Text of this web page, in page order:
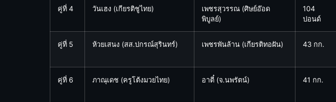
คู่ที่ 4 วันเฮง (เกียรติชูไทย)
เพชรสุวรรณ (ศิษย์อ๊อด
พิบูลย์)
104
ปอนด์
คู่ที่ 5 ห้วยเสนง (สส.ปกรณ์สุรินทร์) เพชรพันล้าน (เกียรติทอฝัน) 43 กก.
คู่ที่ 6 ภาณุเดช (ครูโต้งมวยไทย) อาตี๋ (จ.นพรัตน์) 41 กก.